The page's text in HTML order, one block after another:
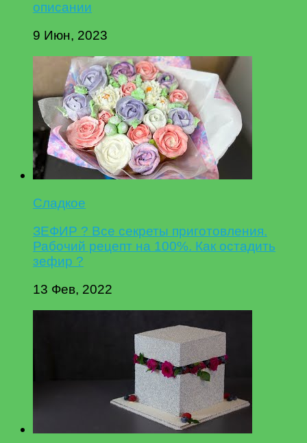
описании
9 Июн, 2023
Сладкое
ЗЕФИР ? Все секреты приготовления.
Рабочий рецепт на 100%. Как остадить
зефир ?
13 Фев, 2022